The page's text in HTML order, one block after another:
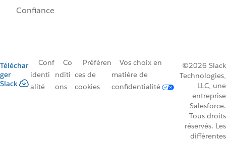
Confiance
Téléchar
ger
Slack
Conf
identi
alité
Co
nditi
ons
Préféren
ces de
cookies
Vos choix en
matière de
confidentialité
©2026 Slack
Technologies,
LLC, une
entreprise
Salesforce.
Tous droits
réservés. Les
différentes